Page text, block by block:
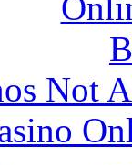
Not